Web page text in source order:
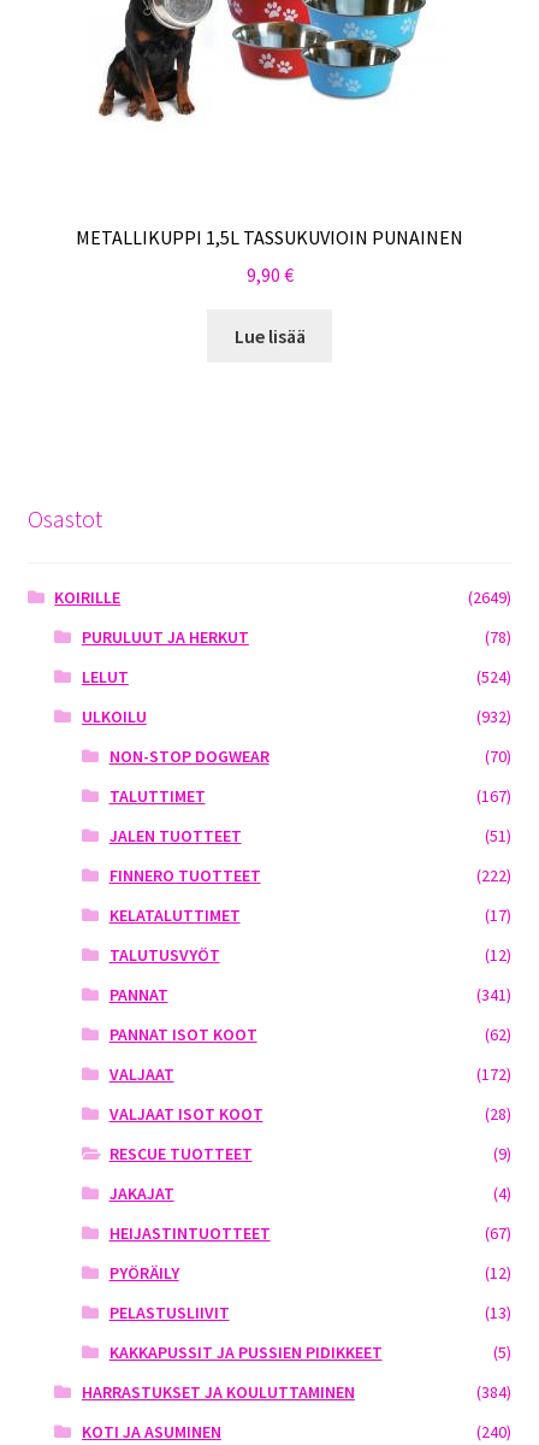
METALLIKUPPI 1,5L TASSUKUVIOIN PUNAINEN
9,90 €
Lue lisää
Osastot
KOIRILLE
(2649)
PURULUUT JA HERKUT
(78)
LELUT
(524)
ULKOILU
(932)
NON-STOP DOGWEAR
(70)
TALUTTIMET
(167)
JALEN TUOTTEET
(51)
FINNERO TUOTTEET
(222)
KELATALUTTIMET
(17)
TALUTUSVYÖT
(12)
PANNAT
(341)
PANNAT ISOT KOOT
(62)
VALJAAT
(172)
VALJAAT ISOT KOOT
(28)
RESCUE TUOTTEET
(9)
JAKAJAT
(4)
HEIJASTINTUOTTEET
(67)
PYÖRÄILY
(12)
PELASTUSLIIVIT
(13)
KAKKAPUSSIT JA PUSSIEN PIDIKKEET
(5)
HARRASTUKSET JA KOULUTTAMINEN
(384)
KOTI JA ASUMINEN
(240)